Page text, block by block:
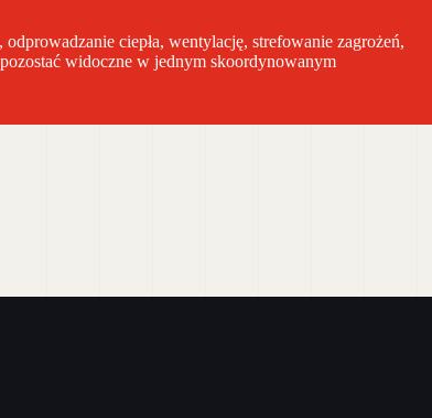
ciepła, wentylację, strefowanie zagrożeń,
widoczne w jednym skoordynowanym